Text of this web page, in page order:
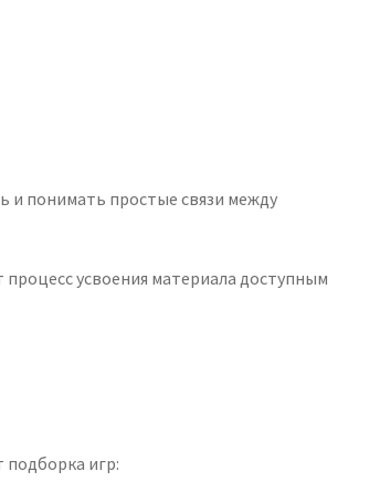
и понимать простые связи между
усвоения материала доступным
подборка игр: